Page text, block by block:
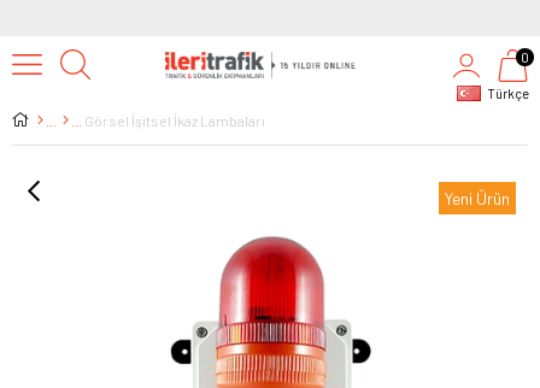
Türkçe
0
Görsel İşitsel İkaz Lambaları
Yeni Ürün